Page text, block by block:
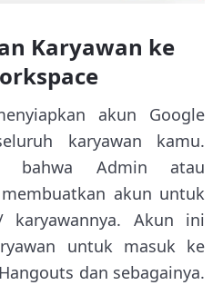
Karyawan ke
akun Google
karyawan kamu.
bahwa Admin atau
akun untuk
karyawannya. Akun ini
untuk masuk ke
dan sebagainya.